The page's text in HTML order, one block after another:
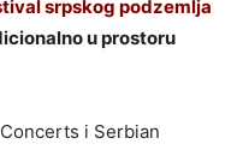
srpskog podzemlja
u prostoru
i Serbian